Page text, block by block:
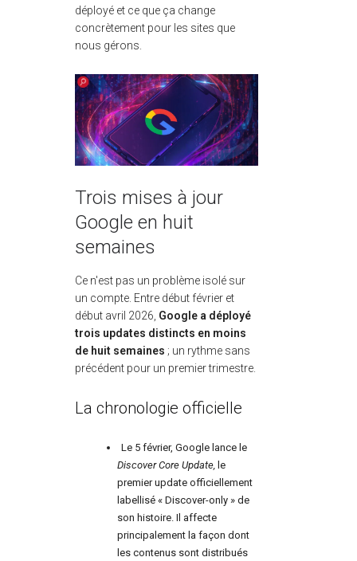
déployé et ce que ça change
concrètement pour les sites que
nous gérons.
Trois mises à jour
Google en huit
semaines
Ce n'est pas un problème isolé sur
un compte. Entre début février et
début avril 2026, Google a déployé
trois updates distincts en moins
de huit semaines ; un rythme sans
précédent pour un premier trimestre.
La chronologie officielle
Le 5 février, Google lance le
Discover Core Update, le
premier update officiellement
labellisé « Discover-only » de
son histoire. Il affecte
principalement la façon dont
les contenus sont distribués